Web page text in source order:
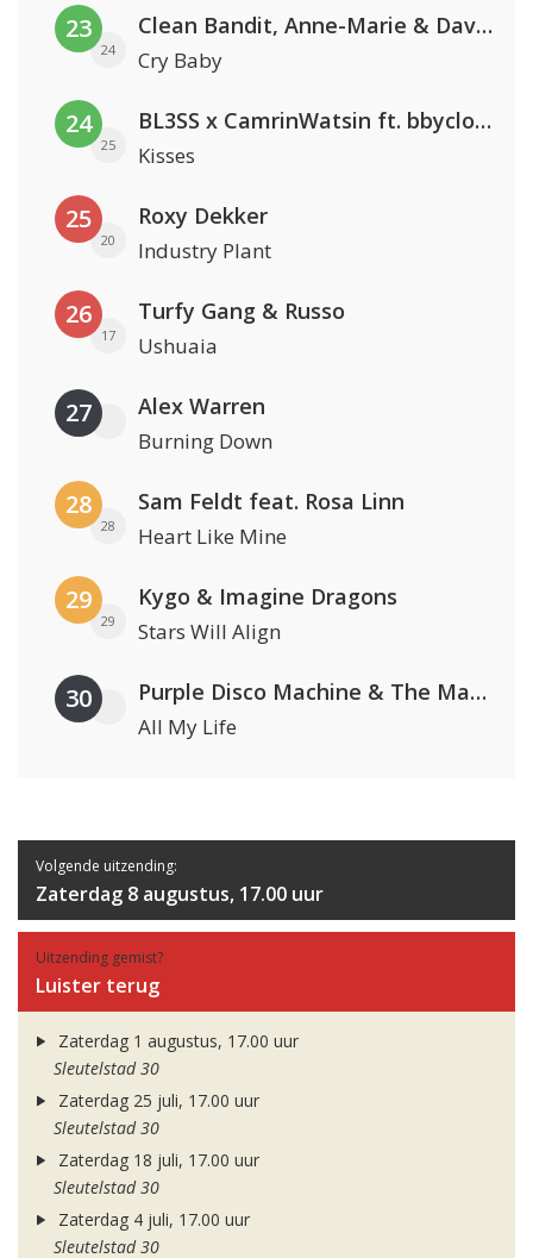
23
24
Clean Bandit, Anne-Marie & David Guetta
Cry Baby
24
25
BL3SS x CamrinWatsin ft. bbyclose
Kisses
25
20
Roxy Dekker
Industry Plant
26
17
Turfy Gang & Russo
Ushuaia
27 Alex Warren
Burning Down
28
28
Sam Feldt feat. Rosa Linn
Heart Like Mine
29
29
Kygo & Imagine Dragons
Stars Will Align
30 Purple Disco Machine & The Magician
All My Life
Volgende uitzending:
Zaterdag 8 augustus, 17.00 uur
Uitzending gemist?
Luister terug
Zaterdag 1 augustus, 17.00 uur
Sleutelstad 30
Zaterdag 25 juli, 17.00 uur
Sleutelstad 30
Zaterdag 18 juli, 17.00 uur
Sleutelstad 30
Zaterdag 4 juli, 17.00 uur
Sleutelstad 30